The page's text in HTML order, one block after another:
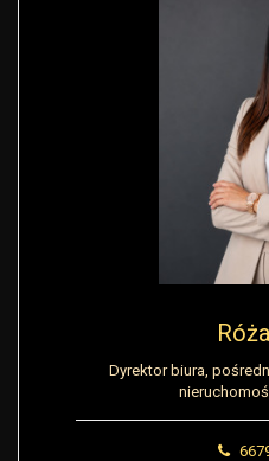
Dyrektor biura,